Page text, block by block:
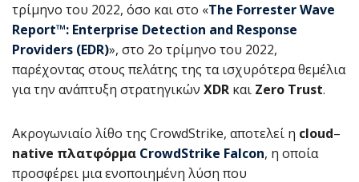
τρίμηνο του 2022, όσο και στο «The Forrester Wave
Report™: Enterprise Detection and Response
Providers (EDR)», στο 2ο τρίμηνο του 2022,
παρέχοντας στους πελάτης της τα ισχυρότερα θεμέλια
για την ανάπτυξη στρατηγικών XDR και Zero Trust.
Ακρογωνιαίο λίθο της CrowdStrike, αποτελεί η cloud–
native πλατφόρμα CrowdStrike Falcon, η οποία
προσφέρει μια ενοποιημένη λύση που